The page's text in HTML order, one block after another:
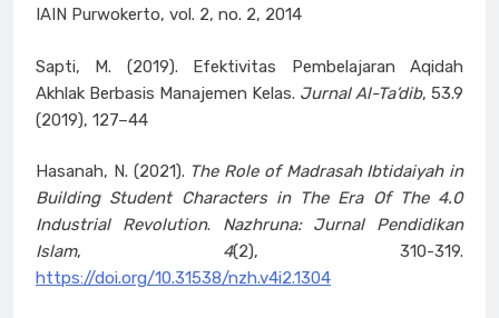
IAIN Purwokerto, vol. 2, no. 2, 2014
Sapti, M. (2019). Efektivitas Pembelajaran Aqidah
Akhlak Berbasis Manajemen Kelas. Jurnal Al-Ta’dib, 53.9
(2019), 127–44
Hasanah, N. (2021). The Role of Madrasah Ibtidaiyah in
Building Student Characters in The Era Of The 4.0
Industrial Revolution. Nazhruna: Jurnal Pendidikan
Islam, 4(2), 310-319.
https://doi.org/10.31538/nzh.v4i2.1304